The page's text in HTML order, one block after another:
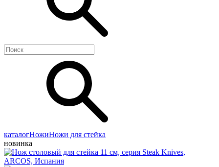
каталогНожиНожи для стейка
новинка